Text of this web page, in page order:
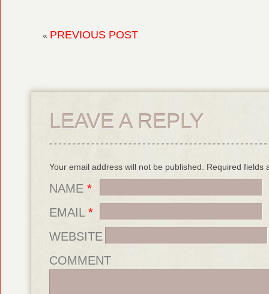
« PREVIOUS POST
LEAVE A REPLY
Your email address will not be published. Required fields
NAME *
EMAIL *
WEBSITE
COMMENT